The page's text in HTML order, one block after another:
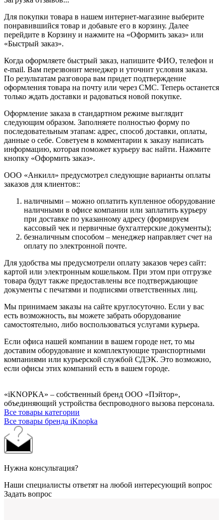
Для покупки товара в нашем интернет-магазине выберите
понравившийся товар и добавьте его в корзину. Далее
перейдите в Корзину и нажмите на «Оформить заказ» или
«Быстрый заказ».
Когда оформляете быстрый заказ, напишите ФИО, телефон и
e-mail. Вам перезвонит менеджер и уточнит условия заказа.
По результатам разговора вам придет подтверждение
оформления товара на почту или через СМС. Теперь останется
только ждать доставки и радоваться новой покупке.
Оформление заказа в стандартном режиме выглядит
следующим образом. Заполняете полностью форму по
последовательным этапам: адрес, способ доставки, оплаты,
данные о себе. Советуем в комментарии к заказу написать
информацию, которая поможет курьеру вас найти. Нажмите
кнопку «Оформить заказ».
ООО «Анкилл» предусмотрел следующие варианты оплаты
заказов для клиентов::
наличными – можно оплатить купленное оборудование
наличными в офисе компании или заплатить курьеру
при доставке по указанному адресу (формируем
кассовый чек и первичные бухгалтерские документы);
безналичным способом – менеджер направляет счет на
оплату по электронной почте.
Для удобства мы предусмотрели оплату заказов через сайт:
картой или электронным кошельком. При этом при отгрузке
товара будут также предоставлены все подтверждающие
документы с печатями и подписями ответственных лиц.
Мы принимаем заказы на сайте круглосуточно. Если у вас
есть возможность, вы можете забрать оборудование
самостоятельно, либо воспользоваться услугами курьера.
Если офиса нашей компании в вашем городе нет, то мы
доставим оборудование и комплектующие транспортными
компаниями или курьерской службой СДЭК. Это возможно,
если офисы этих компаний есть в вашем городе.
«iKNOPKA» – собственный бренд ООО «Пэйтор»,
объединяющий устройства беспроводного вызова персонала.
Все товары категории
Все товары бренда iKnopka
Нужна консультация?
Наши специалисты ответят на любой интересующий вопрос
Задать вопрос